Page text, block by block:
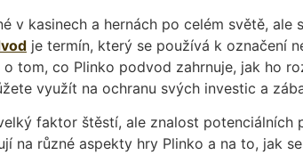
v kasinech a hernách po celém světě,
je termín, který se používá k označení
tom, co Plinko podvod zahrnuje, jak ho
využít na ochranu svých investic a
faktor štěstí, ale znalost
na různé aspekty hry Plinko a na to, jak